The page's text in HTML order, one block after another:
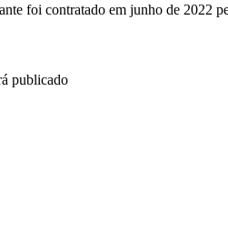
foi contratado em junho de 2022
publicado